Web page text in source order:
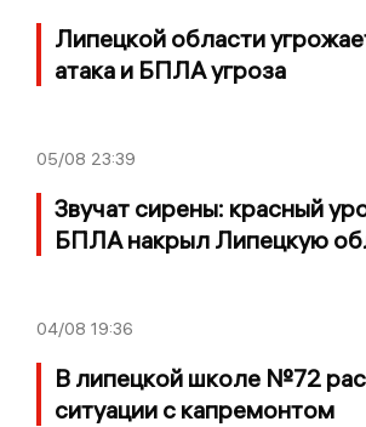
Липецкой области
атака и БПЛА угроза
05/08 23:39
Звучат сирены: красный
БПЛА накрыл Липецкую
04/08 19:36
В липецкой школе №72
ситуации с капремонтом